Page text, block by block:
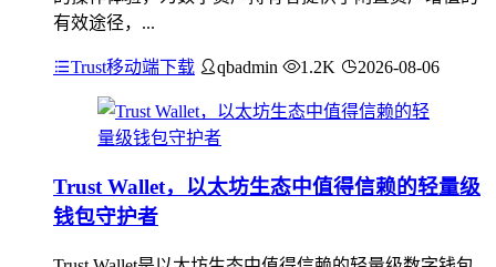
有效途径，...
Trust移动端下载 qbadmin 1.2K 2026-08-06
Trust Wallet，以太坊生态中值得信赖的轻量级
钱包守护者